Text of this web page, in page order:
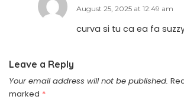
August 25, 2025 at 12:49 am
curva si tu ca ea fa
Leave a Reply
Your email address will not be published.
marked *